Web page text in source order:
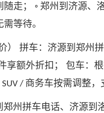
走；
◦ 郑州到济源、
需等待。
） 拼车：济源到郑州
享额外折扣； 包车：
SUV / 商务车按需调整，
州拼车电话、济源到